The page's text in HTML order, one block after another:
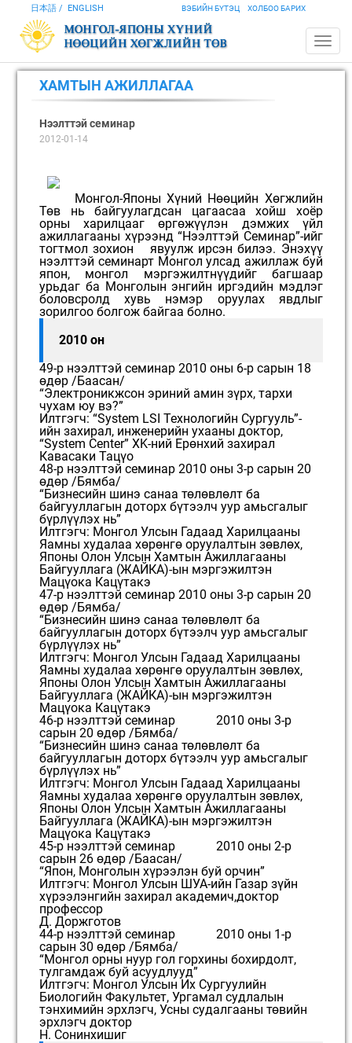
ВЭБИЙН БҮТЭЦ ХОЛБОО БАРИХ
日本語 ENGLISH
ХАМТЫН АЖИЛЛАГАА
Нээлттэй семинар
2012-01-14
Монгол-Японы Хүний Нөөцийн Хөгжлийн
Төв нь байгуулагдсан цагаасаа хойш хоёр
орны харилцааг өргөжүүлэн дэмжих үйл
ажиллагааны хүрээнд “Нээлттэй Семинар”-ийг
тогтмол зохион явуулж ирсэн билээ. Энэхүү
нээлттэй семинарт Монгол улсад ажиллаж буй
япон, монгол мэргэжилтнүүдийг багшаар
урьдаг ба Монголын энгийн иргэдийн мэдлэг
боловсролд хувь нэмэр оруулах явдлыг
зорилгоо болгож байгаа болно.
2010 он
49-р нээлттэй семинар 2010 оны 6-р сарын 18
өдөр /Баасан/
“Электроникжсон эриний амин зүрх, тархи
чухам юу вэ?”
Илтгэгч: “System LSI Технологийн Сургууль”-
ийн захирал, инженерийн ухааны доктор,
“System Center” XK-ний Ерөнхий захирал
Кавасаки Тацүо
48-р нээлттэй семинар 2010 оны 3-р сарын 20
өдөр /Бямба/
“Бизнесийн шинэ санаа төлөвлөлт ба
байгууллагын доторх бүтээлч уур амьсгалыг
бүрлүүлэх нь”
Илтгэгч: Монгол Улсын Гадаад Харилцааны
Яамны худалаа хөрөнгө оруулалтын зөвлөх,
Японы Олон Улсын Хамтын Ажиллагааны
Байгууллага (ЖАЙКА)-ын мэргэжилтэн
Мацүока Кацүтакэ
47-р нээлттэй семинар 2010 оны 3-р сарын 20
өдөр /Бямба/
“Бизнесийн шинэ санаа төлөвлөлт ба
байгууллагын доторх бүтээлч уур амьсгалыг
бүрлүүлэх нь”
Илтгэгч: Монгол Улсын Гадаад Харилцааны
Яамны худалаа хөрөнгө оруулалтын зөвлөх,
Японы Олон Улсын Хамтын Ажиллагааны
Байгууллага (ЖАЙКА)-ын мэргэжилтэн
Мацүока Кацүтакэ
46-р нээлттэй семинар 2010 оны 3-р
сарын 20 өдөр /Бямба/
“Бизнесийн шинэ санаа төлөвлөлт ба
байгууллагын доторх бүтээлч уур амьсгалыг
бүрлүүлэх нь”
Илтгэгч: Монгол Улсын Гадаад Харилцааны
Яамны худалаа хөрөнгө оруулалтын зөвлөх,
Японы Олон Улсын Хамтын Ажиллагааны
Байгууллага (ЖАЙКА)-ын мэргэжилтэн
Мацүока Кацүтакэ
45-р нээлттэй семинар 2010 оны 2-р
сарын 26 өдөр /Баасан/
“Япон, Монголын хүрээлэн буй орчин”
Илтгэгч: Монгол Улсын ШУА-ийн Газар зүйн
хүрээлэнгийн захирал академич,доктор
профессор
Д. Доржготов
44-р нээлттэй семинар 2010 оны 1-р
сарын 30 өдөр /Бямба/
“Монгол орны нуур гол горхины бохирдолт,
тулгамдаж буй асуудлууд”
Илтгэгч: Монгол Улсын Их Сургуулийн
Биологийн Факультет, Ургамал судлалын
тэнхимийн эрхлэгч, Усны судалгааны төвийн
эрхлэгч доктор
Н. Сонинхишиг